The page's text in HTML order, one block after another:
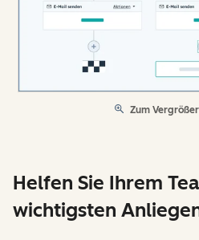
Zum
Helfen Sie Ihrem
wichtigsten